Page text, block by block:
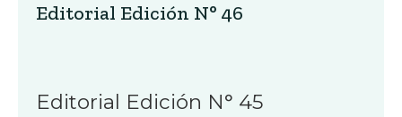
Editorial Edición N° 46
Editorial Edición N° 45